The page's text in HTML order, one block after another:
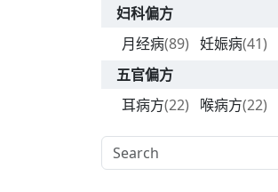
妇科偏方
月经病(89) 妊娠病(41)
五官偏方
耳病方(22) 喉病方(22)